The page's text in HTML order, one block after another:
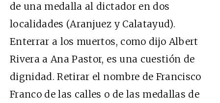
de una medalla al dictador en dos
localidades (Aranjuez y Calatayud).
Enterrar a los muertos, como dijo Albert
Rivera a Ana Pastor, es una cuestión de
dignidad. Retirar el nombre de Francisco
Franco de las calles o de las medallas de